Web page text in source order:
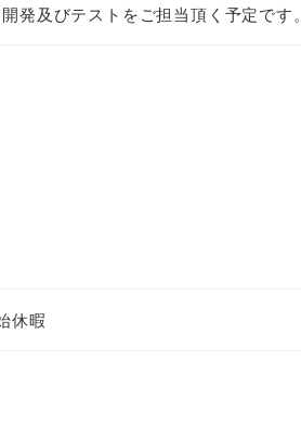
発及びテストをご担当頂く予定です。
休暇